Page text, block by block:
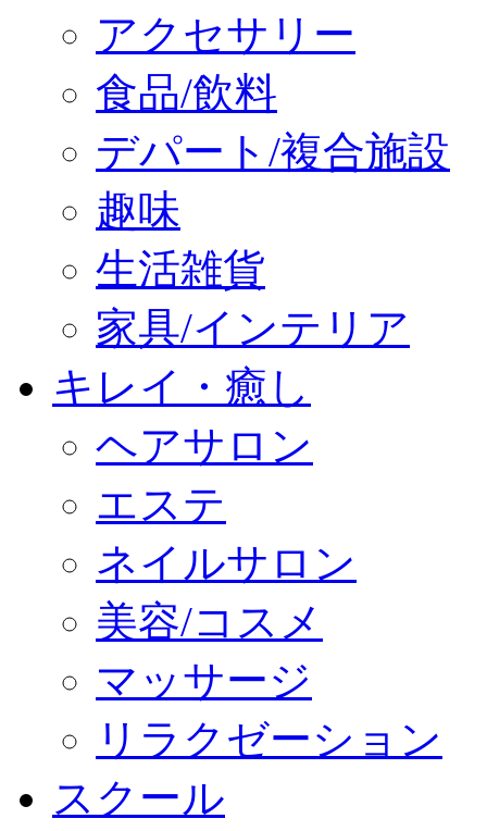
アクセサリー
食品/飲料
デパート/複合施設
趣味
生活雑貨
家具/インテリア
キレイ・癒し
ヘアサロン
エステ
ネイルサロン
美容/コスメ
マッサージ
リラクゼーション
スクール